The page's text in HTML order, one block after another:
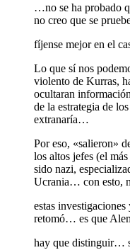
…no se ha probado
no creo que se
fíjense mejor en el
Lo que sí nos
violento de Kurras,
ocultaran
de la estrategia de
extranaría…
Por eso, «salieron»
los altos jefes (el
sido nazi,
Ucrania… con esto,
estas
retomó… es que
hay que distinguir…